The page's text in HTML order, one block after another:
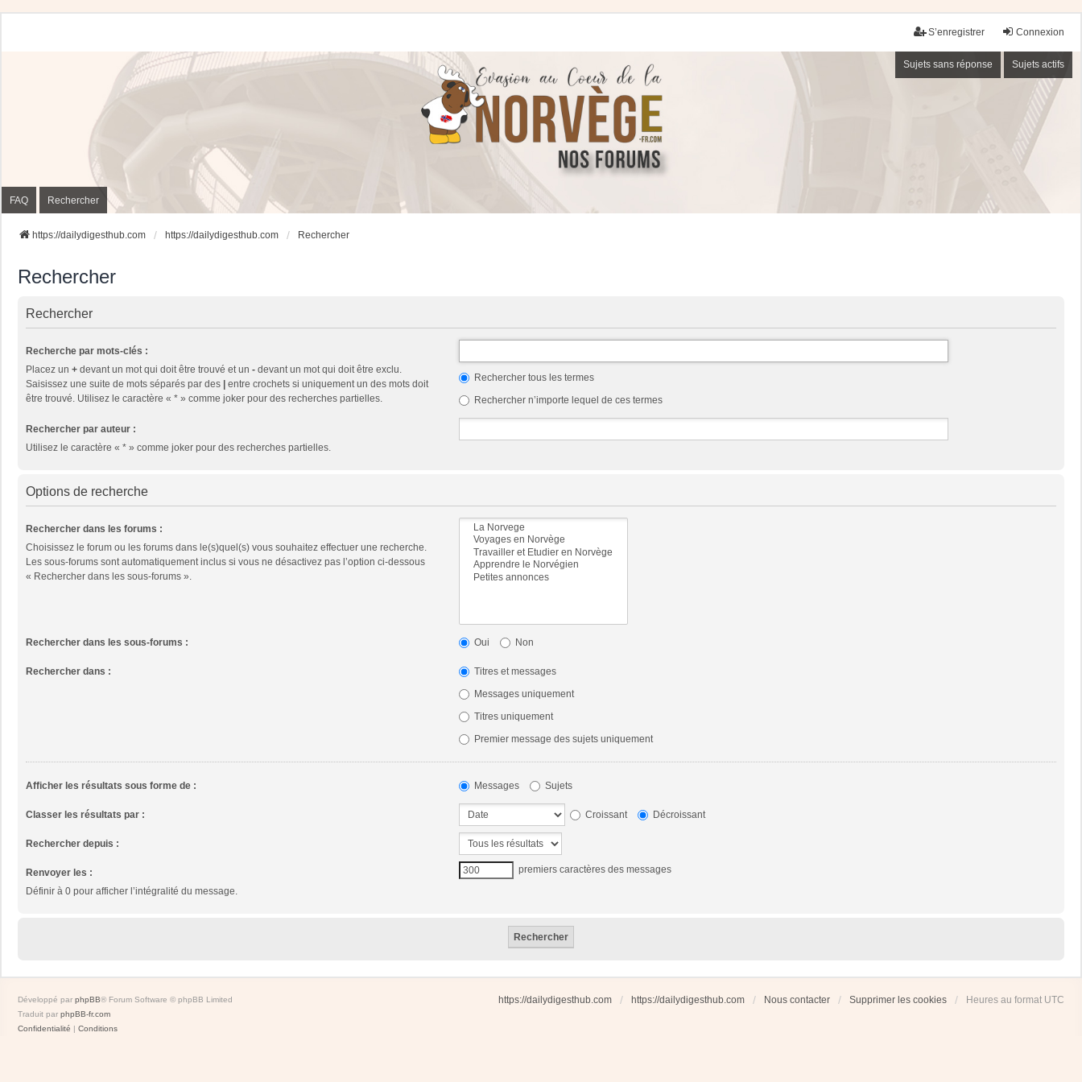
Connexion
S’enregistrer
Sujets sans réponse Sujets actifs
FAQ Rechercher
https://dailydigesthub.com https://dailydigesthub.com Rechercher
Rechercher
Rechercher
Recherche par mots-clés :
Placez un + devant un mot qui doit être trouvé et un - devant un mot qui doit être exclu.
Saisissez une suite de mots séparés par des
entre crochets si uniquement un des mots doit
être trouvé. Utilisez le caractère « * » comme joker pour des recherches partielles.
Rechercher tous les termes
Rechercher n’importe lequel de ces termes
Rechercher par auteur :
Utilisez le caractère « * » comme joker pour des recherches partielles.
Options de recherche
Rechercher dans les forums :
Choisissez le forum ou les forums dans le(s)quel(s) vous souhaitez effectuer une recherche.
Les sous-forums sont automatiquement inclus si vous ne désactivez pas l’option ci-dessous
« Rechercher dans les sous-forums ».
Rechercher dans les sous-forums : Oui Non
Rechercher dans :
Titres et messages
Messages uniquement
Titres uniquement
Premier message des sujets uniquement
Afficher les résultats sous forme de : Messages Sujets
Classer les résultats par : Croissant Décroissant
Rechercher depuis :
Renvoyer les :
Définir à 0 pour afficher l’intégralité du message.
premiers caractères des messages
https://dailydigesthub.com https://dailydigesthub.com Nous contacter Supprimer les cookies Heures au format UTC
Développé par phpBB® Forum Software © phpBB Limited
Traduit par phpBB-fr.com
Confidentialité | Conditions